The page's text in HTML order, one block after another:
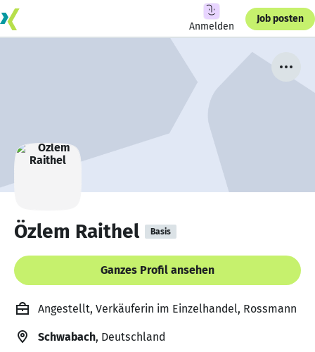
Anmelden
Job posten
Özlem Raithel Basis
Ganzes Profil ansehen
Angestellt, Verkäuferin im Einzelhandel, Rossmann
Schwabach, Deutschland